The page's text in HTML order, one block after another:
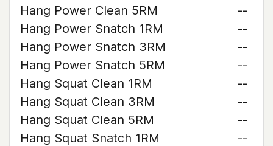
Hang Power Clean 5RM
--
Hang Power Snatch 1RM
--
Hang Power Snatch 3RM
--
Hang Power Snatch 5RM
--
Hang Squat Clean 1RM
--
Hang Squat Clean 3RM
--
Hang Squat Clean 5RM
--
Hang Squat Snatch 1RM
--